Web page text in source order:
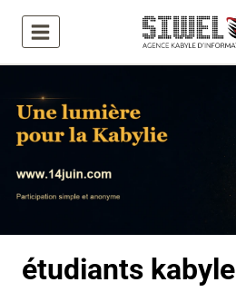
contenu
étudiants kabyle